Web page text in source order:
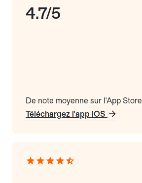
4.7/5
De note moyenne sur l'App Store
Téléchargez l'app iOS